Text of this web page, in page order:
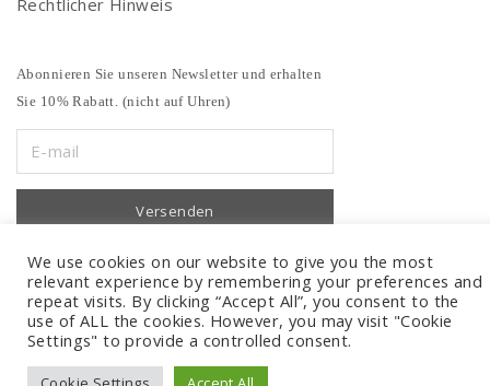
Rechtlicher Hinweis
Abonnieren Sie unseren Newsletter und erhalten
Sie 10% Rabatt. (nicht auf Uhren)
We use cookies on our website to give you the most
relevant experience by remembering your preferences and
repeat visits. By clicking “Accept All”, you consent to the
use of ALL the cookies. However, you may visit "Cookie
Settings" to provide a controlled consent.